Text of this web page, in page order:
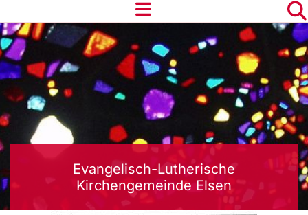
Evangelisch-Lutherische
Kirchengemeinde Elsen